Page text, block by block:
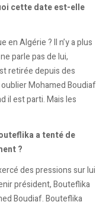
cette date est-elle
en Algérie ? Il n’y a plus
parle pas de lui,
retirée depuis des
Mohamed Boudiaf
il est parti. Mais les
a tenté de
?
des pressions sur lui
président, Bouteflika
Boudiaf. Bouteflika